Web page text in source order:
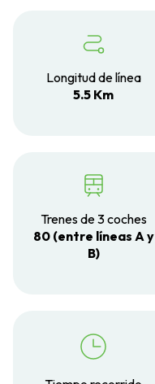
Longitud de línea
5.5 Km
Trenes de 3 coches
80 (entre líneas A y
B)